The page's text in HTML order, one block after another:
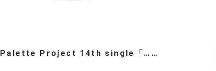
Palette Project 14th single「……